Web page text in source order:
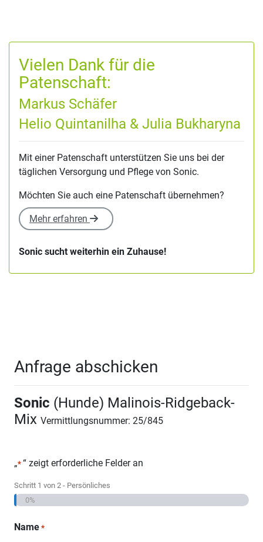
Vielen Dank für die
Patenschaft:
Markus Schäfer
Helio Quintanilha & Julia Bukharyna
Mit einer Patenschaft unterstützen Sie uns bei der
täglichen Versorgung und Pflege von Sonic.
Möchten Sie auch eine Patenschaft übernehmen?
Mehr erfahren
Sonic sucht weiterhin ein Zuhause!
Anfrage abschicken
Sonic (Hunde) Malinois-Ridgeback-
Mix Vermittlungsnummer: 25/845
„* “ zeigt erforderliche Felder an
Schritt 1 von 2 - Persönliches
0%
Name *